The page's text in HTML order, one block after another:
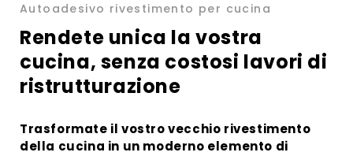
Autoadesivo rivestimento per cucina
Rendete unica la vostra
cucina, senza costosi lavori di
ristrutturazione
Trasformate il vostro vecchio rivestimento
della cucina in un moderno elemento di